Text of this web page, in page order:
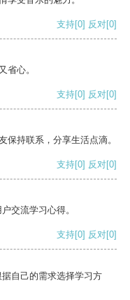
支持[0] 反对[0]
省心。
支持[0] 反对[0]
保持联系，分享生活点滴。
支持[0] 反对[0]
交流学习心得。
支持[0] 反对[0]
自己的需求选择学习方